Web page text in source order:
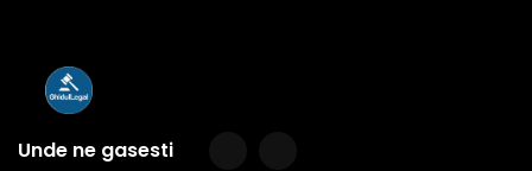
Unde ne gasesti